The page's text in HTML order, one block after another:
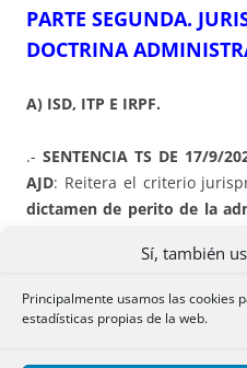
Sí, también
Principalmente usamos las cookies
estadísticas propias de la web.
PARTE SEGUNDA.
DOCTRINA
A) ISD, ITP E IRPF.
.- SENTENCIA TS DE 17/9/
AJD: Reitera el criterio
dictamen de perito de la
como interior al inmueble,
justificar.